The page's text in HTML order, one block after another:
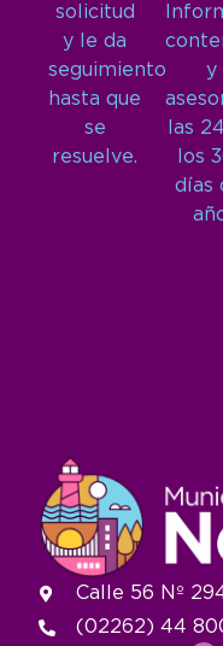
solicitud
y le da
seguimiento
hasta que
se
resuelve.
y
las
los
días
Calle 56 Nº
(02262) 44